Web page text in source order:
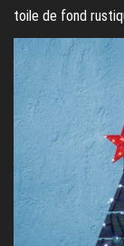
toile de fond